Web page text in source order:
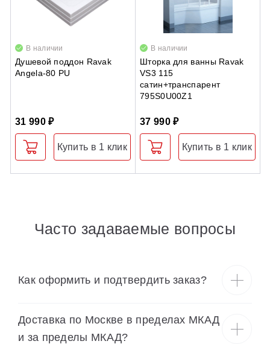
В наличии
Душевой поддон Ravak
Angela-80 PU
31 990 ₽
Купить в 1 клик
В наличии
Шторка для ванны Ravak
VS3 115
сатин+транспарент
795S0U00Z1
37 990 ₽
Купить в 1 клик
Часто задаваемые вопросы
Как оформить и подтвердить заказ?
Доставка по Москве в пределах МКАД
и за пределы МКАД?